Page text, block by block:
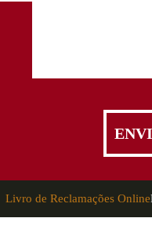
Livro de Reclamações Online